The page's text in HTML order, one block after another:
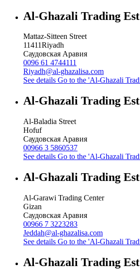
Al-Ghazali Trading
Mattaz-Sitteen Street
11411Riyadh
Саудовская Аравия
0096 61 4744111
Riyadh@al-ghazalisa.com
See details Go to the 'Al-Ghazali
Al-Ghazali Trading
Al-Baladia Street
Hofuf
Саудовская Аравия
00966 3 5860537
See details Go to the 'Al-Ghazali
Al-Ghazali Trading
Al-Garawi Trading Center
Gizan
Саудовская Аравия
00966 7 3223283
Jeddah@al-ghazalisa.com
See details Go to the 'Al-Ghazali
Al-Ghazali Trading